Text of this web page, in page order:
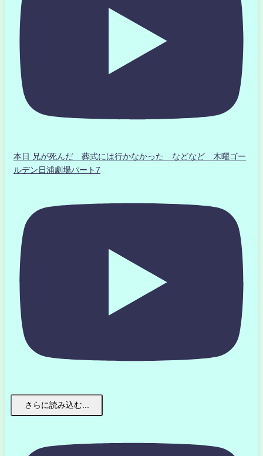
本日 兄が死んだ 葬式には行かなかった などなど 木曜ゴー
ルデン日浦劇場パート7
さらに読み込む...